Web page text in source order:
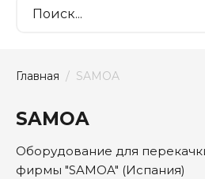
Главная /  SAMOA
SAMOA
Оборудование для
фирмы "SAMOA" (Испания)